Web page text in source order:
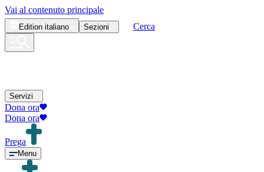
Vai al contenuto principale
Edition italiano Sezioni Cerca
Servizi
Dona ora
Dona ora
Prega
Menu